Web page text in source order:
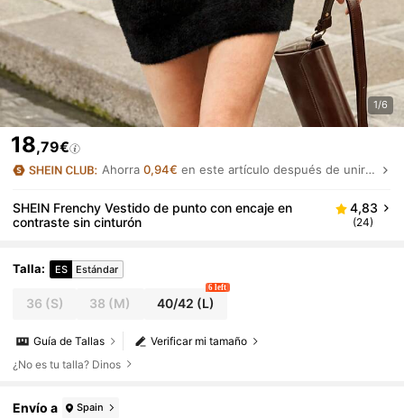
1/6
18,79€
Ahorra0,94€ en este artículo después de unirte.
SHEIN Frenchy Vestido de punto con encaje en
contraste sin cinturón
4,83
(24)
Talla: ES Estándar
36 (S) 38 (M) 40/42 (L)
6 left
Verificar mi tamaño
Guía de Tallas
¿No es tu talla? Dinos
Envío a Spain